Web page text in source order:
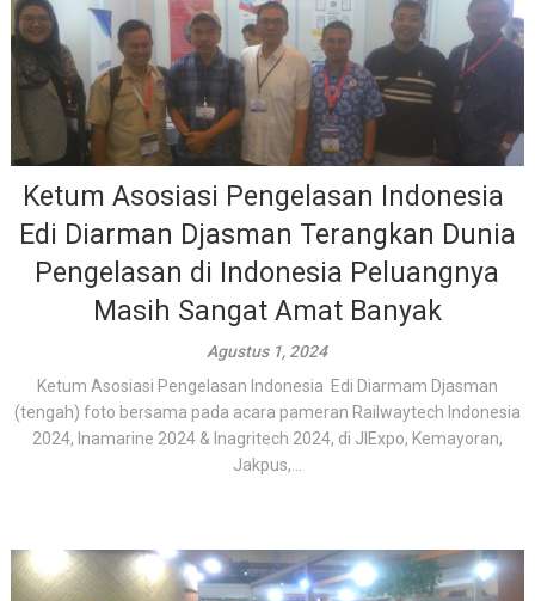
Ketum Asosiasi Pengelasan Indonesia
Edi Diarman Djasman Terangkan Dunia
Pengelasan di Indonesia Peluangnya
Masih Sangat Amat Banyak
Agustus 1, 2024
Ketum Asosiasi Pengelasan Indonesia Edi Diarmam Djasman
(tengah) foto bersama pada acara pameran Railwaytech Indonesia
2024, Inamarine 2024 & Inagritech 2024, di JIExpo, Kemayoran,
Jakpus,...